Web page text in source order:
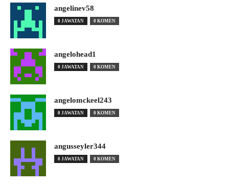
angelinev58
0 JAWATAN 0 KOMEN
angelohead1
0 JAWATAN 0 KOMEN
angelomckeel243
0 JAWATAN 0 KOMEN
angusseyler344
0 JAWATAN 0 KOMEN